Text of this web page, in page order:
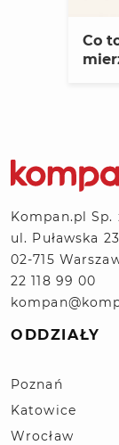
Co
Kompan.pl Sp.
ul. Puławska
02-715
22 118 99 00
ODDZIAŁY
Poznań
Katowice
Wrocław